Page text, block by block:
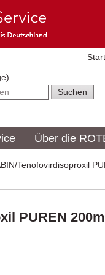
Über die
Tenofovirdisoproxil
PUREN